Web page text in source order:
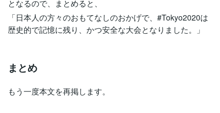
となるので、まとめると、
「日本人の方々のおもてなしのおかげで、#Tokyo2020は
歴史的で記憶に残り、かつ安全な大会となりました。」
まとめ
もう一度本文を再掲します。